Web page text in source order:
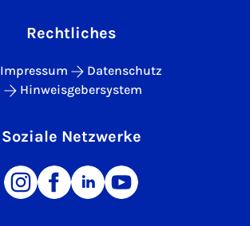
Rechtliches
Impressum
Datenschutz
Hinweisgebersystem
Soziale Netzwerke